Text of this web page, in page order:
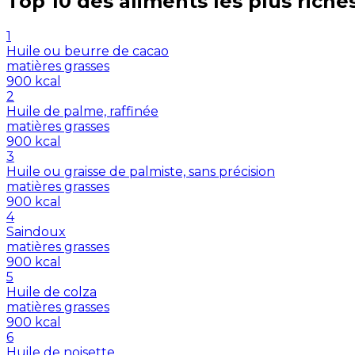
1
Huile ou beurre de cacao
matières grasses
900 kcal
2
Huile de palme, raffinée
matières grasses
900 kcal
3
Huile ou graisse de palmiste, sans précision
matières grasses
900 kcal
4
Saindoux
matières grasses
900 kcal
5
Huile de colza
matières grasses
900 kcal
6